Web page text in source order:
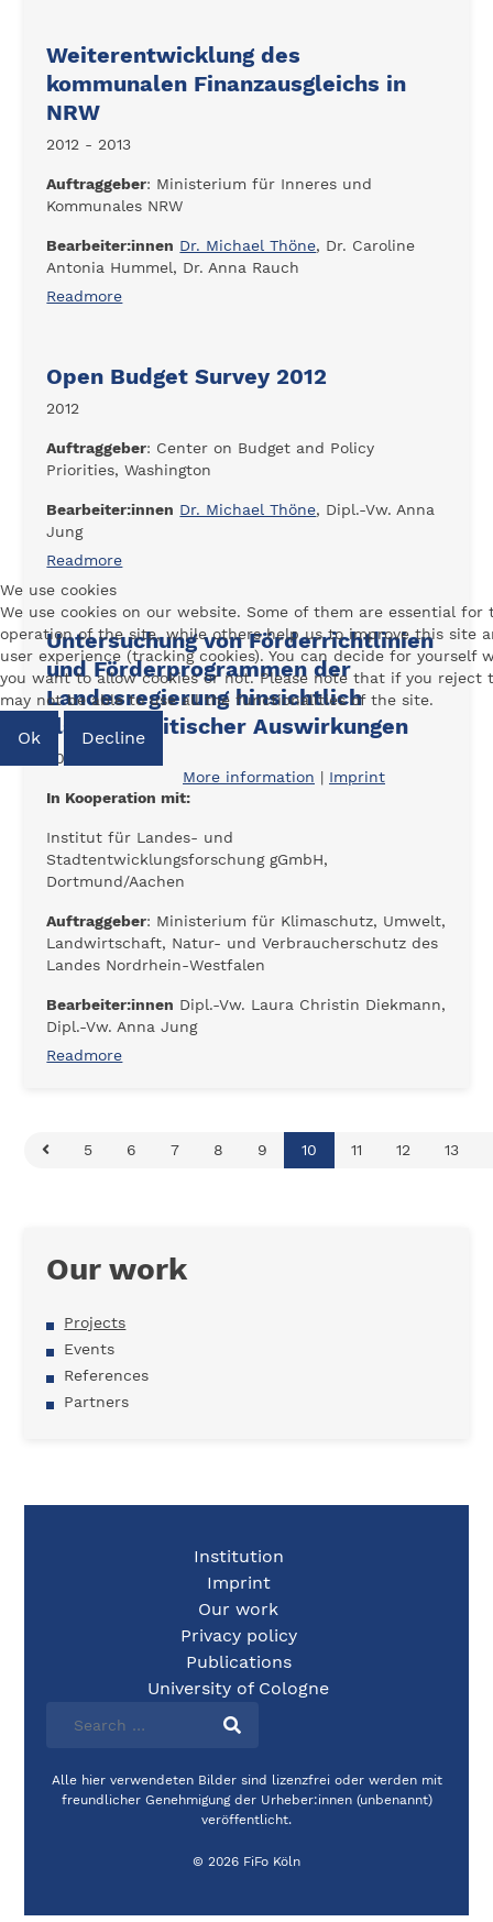
Weiterentwicklung des
kommunalen Finanzausgleichs in
NRW
2012 - 2013
Auftraggeber: Ministerium für Inneres und
Kommunales NRW
Bearbeiter:innen Dr. Michael Thöne, Dr. Caroline
Antonia Hummel, Dr. Anna Rauch
Readmore
Open Budget Survey 2012
2012
Auftraggeber: Center on Budget and Policy
Priorities, Washington
Bearbeiter:innen Dr. Michael Thöne, Dipl.-Vw. Anna
Jung
Readmore
Untersuchung von Förderrichtlinien
und Förderprogrammen der
Landesregierung hinsichtlich
flächenpolitischer Auswirkungen
2011 - 2012
In Kooperation mit:
Institut für Landes- und
Stadtentwicklungsforschung gGmbH,
Dortmund/Aachen
Auftraggeber: Ministerium für Klimaschutz, Umwelt,
Landwirtschaft, Natur- und Verbraucherschutz des
Landes Nordrhein-Westfalen
Bearbeiter:innen Dipl.-Vw. Laura Christin Diekmann,
Dipl.-Vw. Anna Jung
Readmore
5 6 7 8 9 10 11 12 13
Our work
Projects
Events
References
Partners
Institution
Imprint
Our work
Privacy policy
Publications
University of Cologne
Alle hier verwendeten Bilder sind lizenzfrei oder werden mit
freundlicher Genehmigung der Urheber:innen (unbenannt)
veröffentlicht.
© 2026 FiFo Köln
We use cookies
We use cookies on our website. Some of them are essential for
operation of the site, while others help us to improve this site
user experience (tracking cookies). You can decide for yourself
you want to allow cookies or not. Please note that if you reject
may not be able to use all the functionalities of the site.
Ok Decline
More information | Imprint